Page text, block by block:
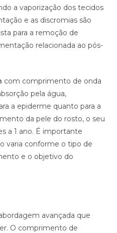
a vaporização dos tecidos
e as discromias são
para a remoção de
relacionada ao pós-
com comprimento de onda
pela água,
a epiderme quanto para a
da pele do rosto, o seu
a 1 ano. É importante
varia conforme o tipo de
e o objetivo do
avançada que
O comprimento de